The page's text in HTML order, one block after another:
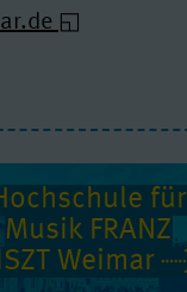
Profil
für
Musik FRANZ
Weimar